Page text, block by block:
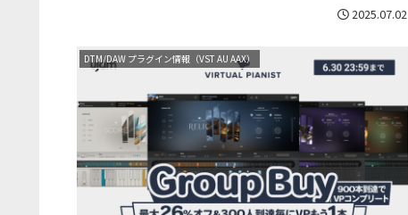
2025.07.02
DTM/DAW プラグイン情報（VST AU AAX）